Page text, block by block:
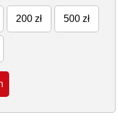
200 zł 500 zł